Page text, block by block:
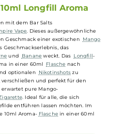
Erfahrung der
10ml Longfill Aroma
mit dem Bar Salts
Vampire Vape. Dieses außergewöhnliche
Geschmack einer exotischen
Geschmackserlebnis, das
Birneund Bananeweckt. Das Longfill